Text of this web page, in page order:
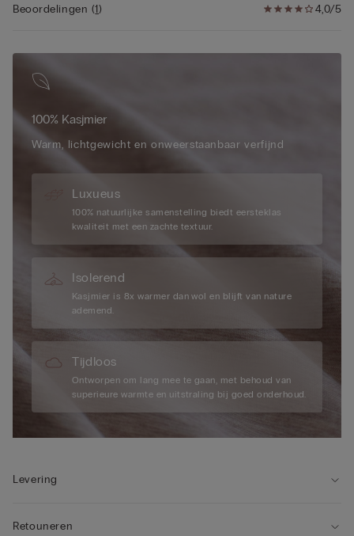
4,0/5
Beoordelingen (1)
100% Kasjmier
Warm, lichtgewicht en onweerstaanbaar verfijnd
Luxueus
100% natuurlijke samenstelling biedt eersteklas
kwaliteit met een zachte textuur.
Isolerend
Kasjmier is 8x warmer dan wol en blijft van nature
ademend.
Tijdloos
Ontworpen om lang mee te gaan, met behoud van
superieure warmte en uitstraling bij goed onderhoud.
Levering
Retouneren